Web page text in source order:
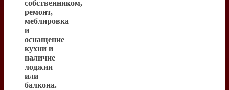
собственником,
ремонт,
меблировка
и
оснащение
кухни и
наличие
лоджии
или
балкона.